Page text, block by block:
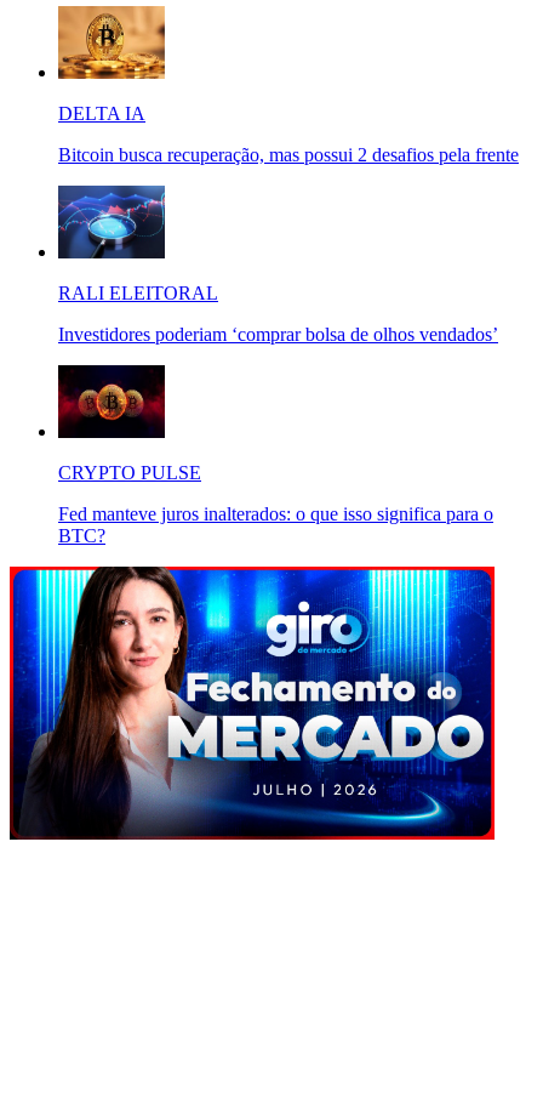
DELTA IA
Bitcoin busca recuperação, mas possui 2 desafios pela frente
RALI ELEITORAL
Investidores poderiam ‘comprar bolsa de olhos vendados’
CRYPTO PULSE
Fed manteve juros inalterados: o que isso significa para o
BTC?